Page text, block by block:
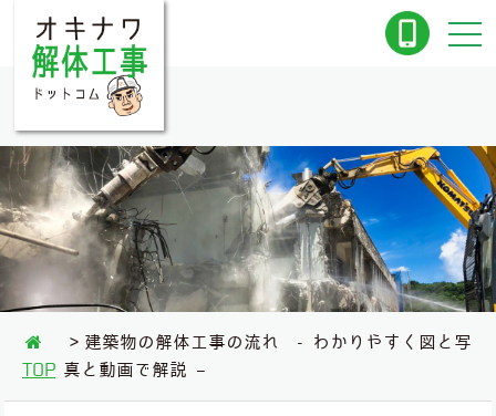
TOP
建築物の解体工事の流れ - わかりやすく図と写
真と動画で解説 –